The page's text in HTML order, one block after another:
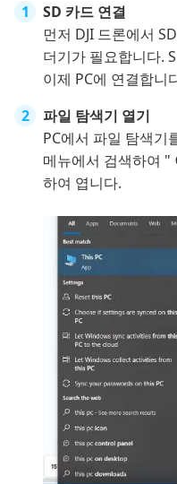
SD 카드 연결
먼저 DJI 드론에서
더기가 필요합니다.
이제 PC에 연결합니
파일 탐색기 열기
PC에서 파일 탐색기
메뉴에서 검색하여 "
하여 엽니다.